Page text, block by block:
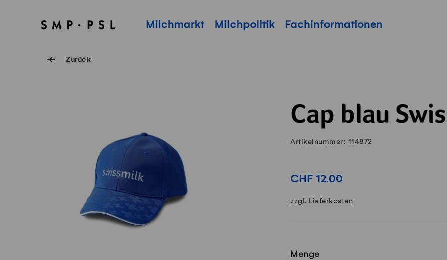
SMP Startseite
Hauptnavigation
Milchmarkt Milchpolitik Fachinformationen
Zurück
Cap blau
Artikelnummer: 114872
CHF 12.00
zzgl. Lieferkosten
Menge